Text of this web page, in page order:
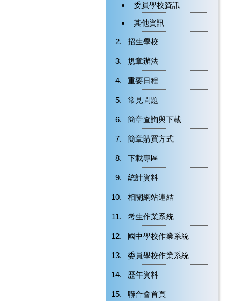
委員學校資訊
其他資訊
招生學校
規章辦法
重要日程
常見問題
簡章查詢與下載
簡章購買方式
下載專區
統計資料
相關網站連結
考生作業系統
國中學校作業系統
委員學校作業系統
歷年資料
聯合會首頁